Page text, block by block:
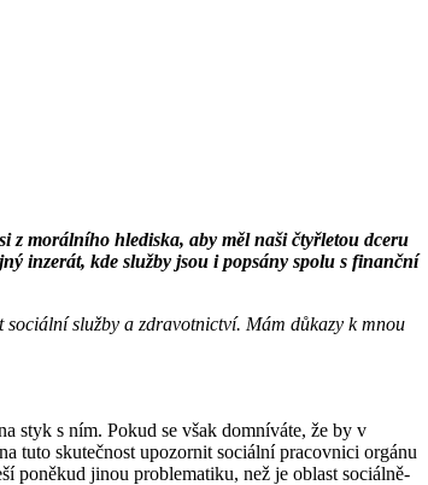
z morálního hlediska, aby měl naši čtyřletou dceru
inzerát, kde služby jsou i popsány spolu s finanční
služby a zdravotnictví. Mám důkazy k mnou
styk s ním. Pokud se však domníváte, že by v
tuto skutečnost upozornit sociální pracovnici orgánu
poněkud jinou problematiku, než je oblast sociálně-